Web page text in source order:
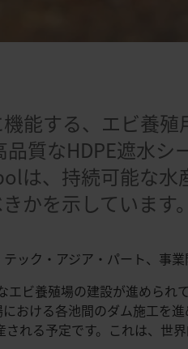
能する、エビ養
質なHDPE遮水シ
は、持続可能な水
かを示しています。
ック・アジア・パート、事
ビ養殖場の建設が進められ
おける各池間のダム施工を
れる予定です。これは、世